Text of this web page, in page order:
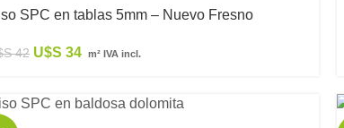
SPC en tablas 5mm – Nuevo Fresno
42 U$S 34 m² IVA incl.